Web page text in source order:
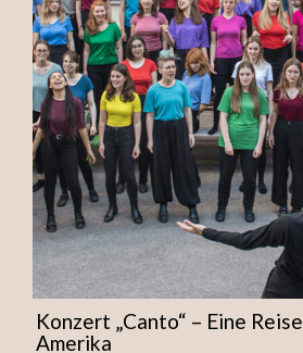
Konzert „Canto“ – Eine
Amerika